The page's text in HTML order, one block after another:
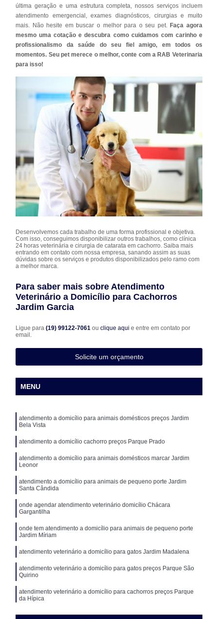
última geração e uma estrutura completa, nossos serviços incluem
atendimento emergencial, exames diagnósticos, cirurgias e muito
mais. Não hesite em buscar o melhor para o seu pet.Faça agora
mesmo uma cotação e descubra como cuidamos com carinho e
profissionalismo da saúde do seu fiel amigo, em todos os
momentos. Seu pet merece o melhor, conte com a RAB Veterinaria
para isso!
Desenvolvemos cada trabalho de uma forma profissional e objetiva.
Com isso, conseguimos disponibilizar outros trabalhos, como clínica
24 horas veterinária e cirurgia de catarata em cachorro. Saiba mais
entrando em contato com nossa empresa, sanando assim as suas
dúvidas sobre os serviços e produtos disponibilizados pelo ramo com
a melhor marca.
Para saber mais sobre Atendimento
Veterinário a Domicílio para Cachorros
Jardim Garcia
Ligue para(19) 99122-7061ouclique aqui e entre em contato por
email.
Solicite um orçamento
MENU
atendimento a domicílio para animais domésticos preços Jardim
Bela Vista
atendimento a domicílio cachorro preços Parque Prado
atendimento a domicílio para animais domésticos marcar Jardim
Leonor
atendimento a domicílio para animais de pequeno porte Jardim
Santa Cândida
onde agendar atendimento veterinário domicílio Chácara
Gargantilha
onde tem atendimento a domicílio para animais de pequeno porte
Jardim Míriam
atendimento veterinário a domicílio para gatos Jardim Madalena
atendimento veterinário a domicílio para gatos preços Parque São
Quirino
atendimento veterinário a domicílio para cachorros preços Parque
da Hípica
onde agendar atendimento veterinário a domicílio para gatos Vila